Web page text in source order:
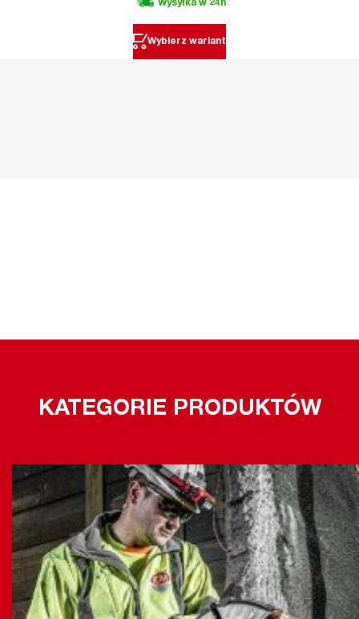
Wysyłka w 24h
Wybierz wariant
KATEGORIE PRODUKTÓW